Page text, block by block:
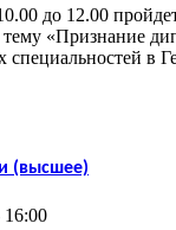
до 12.00
тему «Признание
специальностей в
(высшее)
16:00